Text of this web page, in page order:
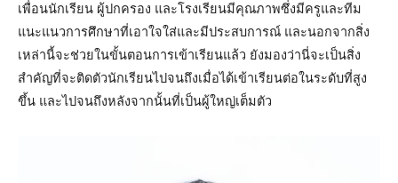
เพื่อนนักเรียน ผู้ปกครอง และโรงเรียนมีคุณภาพซึ่งมีครูและทีม
แนะแนวการศึกษาที่เอาใจใส่และมีประสบการณ์ และนอกจากสิ่ง
เหล่านี้จะช่วยในขั้นตอนการเข้าเรียนแล้ว ยังมองว่านี่จะเป็นสิ่ง
สำคัญที่จะติดตัวนักเรียนไปจนถึงเมื่อได้เข้าเรียนต่อในระดับที่สูง
ขึ้น และไปจนถึงหลังจากนั้นที่เป็นผู้ใหญ่เต็มตัว